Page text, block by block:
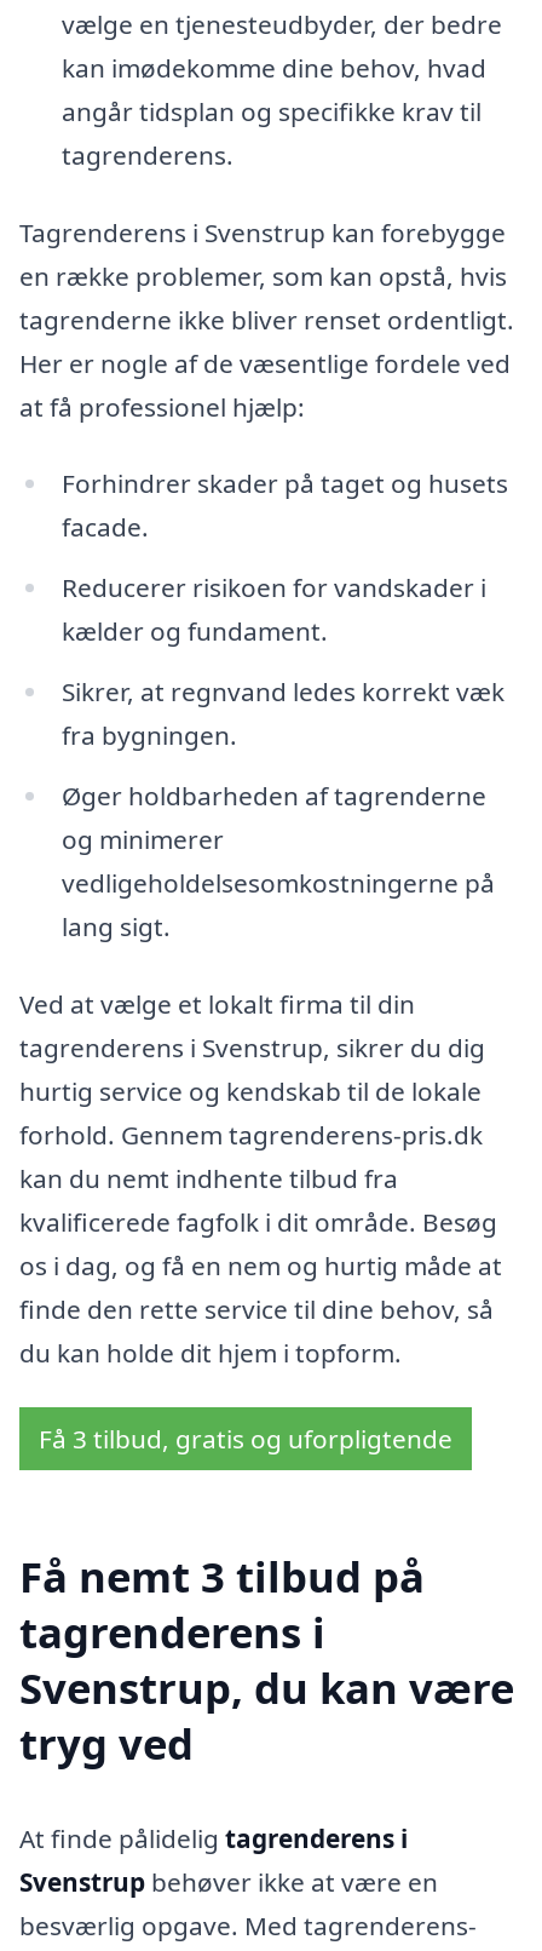
vælge en tjenesteudbyder, der bedre
kan imødekomme dine behov, hvad
angår tidsplan og specifikke krav til
tagrenderens.
Tagrenderens i Svenstrup kan forebygge
en række problemer, som kan opstå, hvis
tagrenderne ikke bliver renset ordentligt.
Her er nogle af de væsentlige fordele ved
at få professionel hjælp:
Forhindrer skader på taget og husets
facade.
Reducerer risikoen for vandskader i
kælder og fundament.
Sikrer, at regnvand ledes korrekt væk
fra bygningen.
Øger holdbarheden af tagrenderne
og minimerer
vedligeholdelsesomkostningerne på
lang sigt.
Ved at vælge et lokalt firma til din
tagrenderens i Svenstrup, sikrer du dig
hurtig service og kendskab til de lokale
forhold. Gennem tagrenderens-pris.dk
kan du nemt indhente tilbud fra
kvalificerede fagfolk i dit område. Besøg
os i dag, og få en nem og hurtig måde at
finde den rette service til dine behov, så
du kan holde dit hjem i topform.
Få 3 tilbud, gratis og uforpligtende
Få nemt 3 tilbud på
tagrenderens i
Svenstrup, du kan være
tryg ved
At finde pålidelig tagrenderens i
Svenstrup behøver ikke at være en
besværlig opgave. Med tagrenderens-